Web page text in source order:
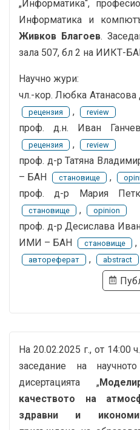
„Информатика“,
Информатика и
Живков Благоев.
зала 507, бл 2 на ИИКТ-
Научно жури:
чл.-кор. Любка
рецензия , review
проф. д.н. Иван
рецензия , review
проф. д-р Татяна
– БАН
становище ,
проф. д-р Мария
становище , opinion
проф. д-р Десислава
ИМИ – БАН
становище ,
автореферат
, abstract
На 20.02.2025 г., от 14:00
заседание на
дисертацията „
качеството на
здравни и